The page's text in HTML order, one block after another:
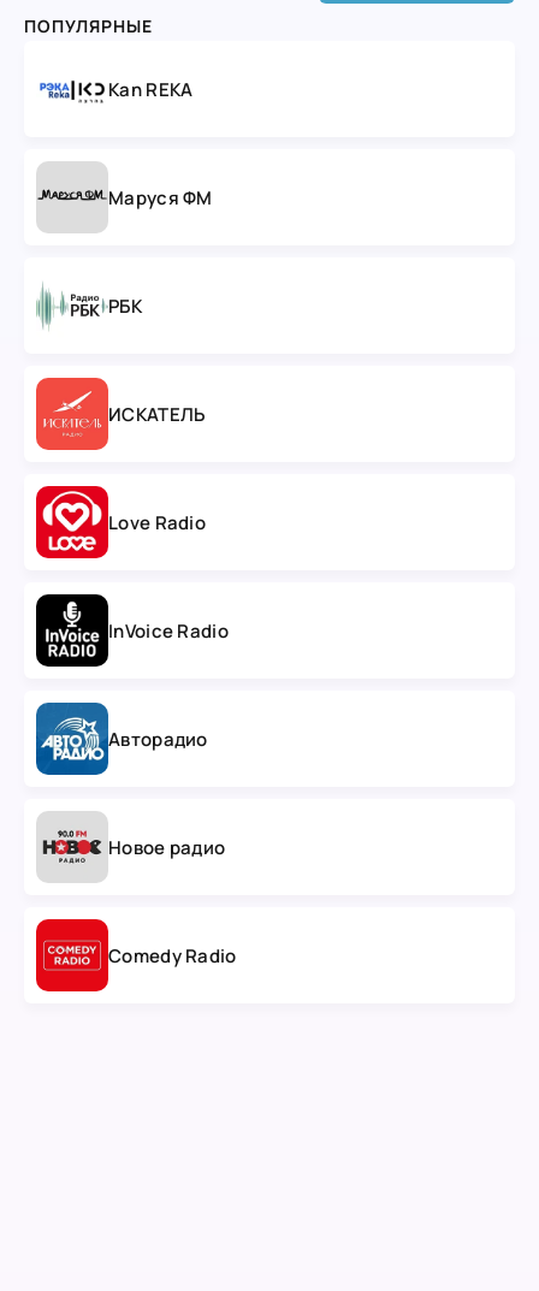
ПОПУЛЯРНЫЕ
Kan REKA
Маруся ФМ
РБК
ИСКАТЕЛЬ
Love Radio
InVoice Radio
Авторадио
Новое радио
Comedy Radio